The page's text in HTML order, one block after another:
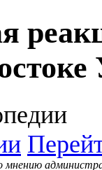
мнению